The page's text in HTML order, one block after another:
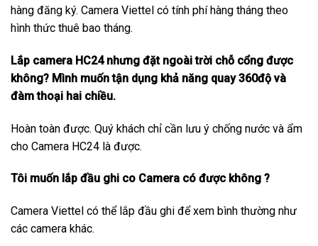
hàng đăng ký. Camera Viettel có tính phí hàng tháng theo
hình thức thuê bao tháng.
Lắp camera HC24 nhưng đặt ngoài trời chỗ cổng được
không? Mình muốn tận dụng khả năng quay 360độ và
đàm thoại hai chiều.
Hoàn toàn được. Quý khách chỉ cần lưu ý chống nước và ẩm
cho Camera HC24 là được.
Tôi muốn lắp đầu ghi co Camera có được không ?
Camera Viettel có thể lắp đầu ghi để xem bình thường như
các camera khác.